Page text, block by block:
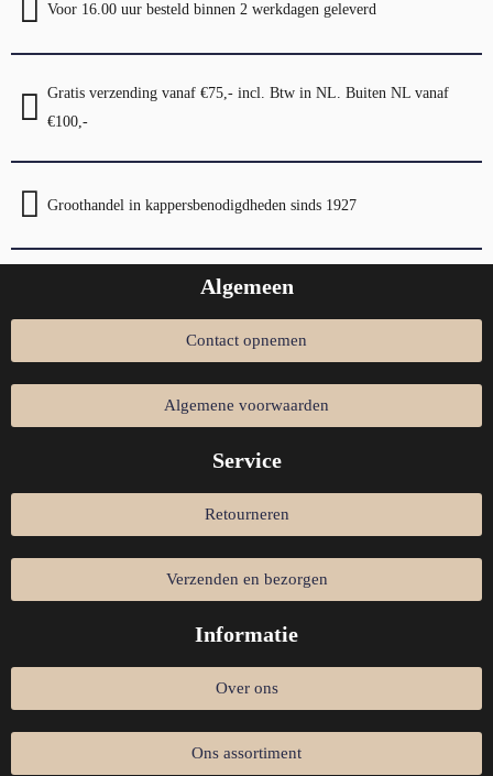
Voor 16.00 uur besteld binnen 2 werkdagen geleverd
Gratis verzending vanaf €75,- incl. Btw in NL. Buiten NL vanaf
€100,-
Groothandel in kappersbenodigdheden sinds 1927
Algemeen
Contact opnemen
Algemene voorwaarden
Service
Retourneren
Verzenden en bezorgen
Informatie
Over ons
Ons assortiment